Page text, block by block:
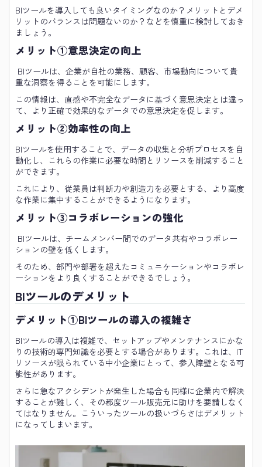
BIツールを導入しても良いタイミングなのか？メリットとデメ
リットのバランスは問題ないのか？などを慎重に検討しておき
ましょう。
メリット①意思決定の向上
BIツールは、企業が自社の業務、顧客、市場動向について貴
重な洞察を得ることを可能にします。
この情報は、直感や不完全なデータに基づく意思決定とは違っ
て、より正確で効果的なデータでの意思決定を促します。
メリット②効率性の向上
BIツールを使用することで、データの収集と分析プロセスを自
動化し、これらの作業に必要な時間とリソースを削減すること
ができます。
これにより、従業員は判断力や創造力を必要とする、より高度
な作業に集中することができるようになります。
メリット③コラボレーションの強化
BIツールは、チームメンバー間でのデータ共有やコラボレー
ションの壁を低くします。
そのため、部門や部署を超えたコミュニケーションやコラボレ
ーションをより良くすることができるでしょう。
BIツールのデメリット
デメリット①BIツールの導入の複雑さ
BIツールの導入は複雑で、セットアップやメンテナンスにかな
りの技術的専門知識を必要とする場合があります。これは、IT
リソースが限られている中小企業にとって、参入障壁となる可
能性があります。
さらに急なアクシデントが発生した場合も同様に企業内で解決
することが難しく、その都度ツール販売元に助けを要請しなく
てはなりません。こういったツールの扱いづらさはデメリット
になってしまいます。